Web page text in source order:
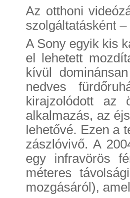
Az otthoni
szolgáltatásként
A Sony egyik kis
el lehetett
kívül
nedves
kirajzolódott
alkalmazás, az
lehetővé. Ezen a
zászlóvivő. A
egy infravörös
méteres
mozgásáról),